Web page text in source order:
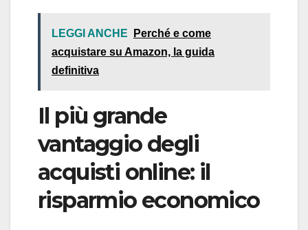
LEGGI ANCHE
Perché e come
acquistare su Amazon, la guida
definitiva
Il più grande
vantaggio degli
acquisti online: il
risparmio economico